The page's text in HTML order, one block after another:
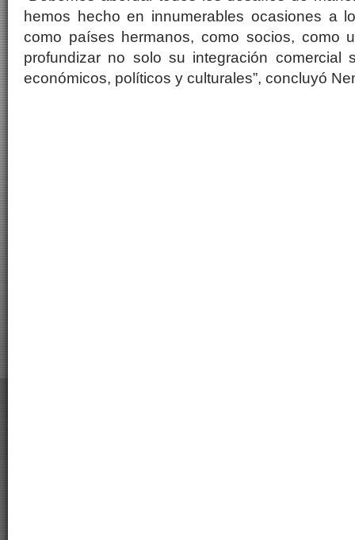
hemos hecho en innumerables ocasiones a
como países hermanos, como socios, como
profundizar no solo su integración comercial
económicos, políticos y culturales”, concluyó